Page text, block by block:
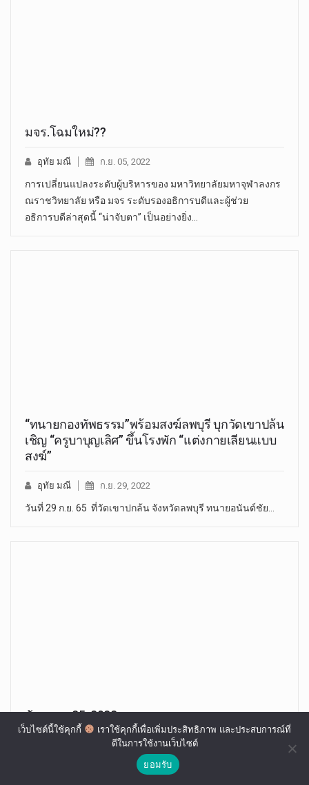
มจร.โฉมใหม่??
อุทัย มณี ก.ย. 05, 2022
การเปลี่ยนแปลงระดับผู้บริหารของ มหาวิทยาลัยมหาจุฬาลงกร
ณราชวิทยาลัย หรือ มจร ระดับรองอธิการบดีและผู้ช่วย
อธิการบดีล่าสุดนี้ “น่าจับตา” เป็นอย่างยิ่ง…
“ทนายกองทัพธรรม”พร้อมสงฆ์ลพบุรี บุกวัดเขาปล้น
เชิญ “ครูบาบุญเลิศ” ขึ้นโรงพัก “แต่งกายเลียนแบบ
สงฆ์”
อุทัย มณี ก.ย. 29, 2022
วันที่ 29 ก.ย. 65 ที่วัดเขาปกล้น จังหวัดลพบุรี​ ทนายอนันต์ชัย…
ธันวาคม 25, 2022
ธ.ค. 25, 2022
ปลัดกระทรวงมหาดไทย เผยพี่น้องประชาชนทุกศาสนิกทุกพื้นที่
เว็บไซต์นี้ใช้คุกกี้
เราใช้คุกกี้เพื่อเพิ่มประสิทธิภาพ และประสบการณ์ที่
ดีในการใช้งานเว็บไซต์
ยอมรับ